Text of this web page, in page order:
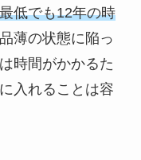
低でも12年の時
薄の状態に陥っ
時間がかかるた
入れることは容